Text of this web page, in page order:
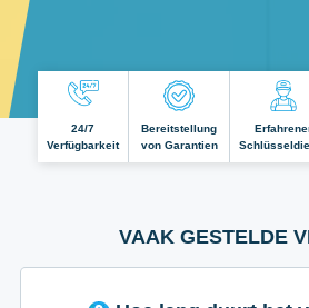
24/7
Verfügbarkeit
Bereitstellung
von Garantien
VAAK GESTELDE